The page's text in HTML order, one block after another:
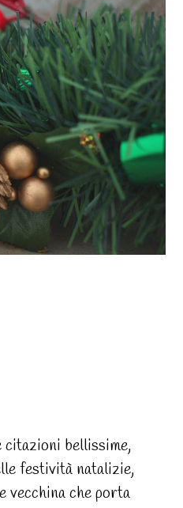
bellissime,
festività natalizie,
vecchina che porta